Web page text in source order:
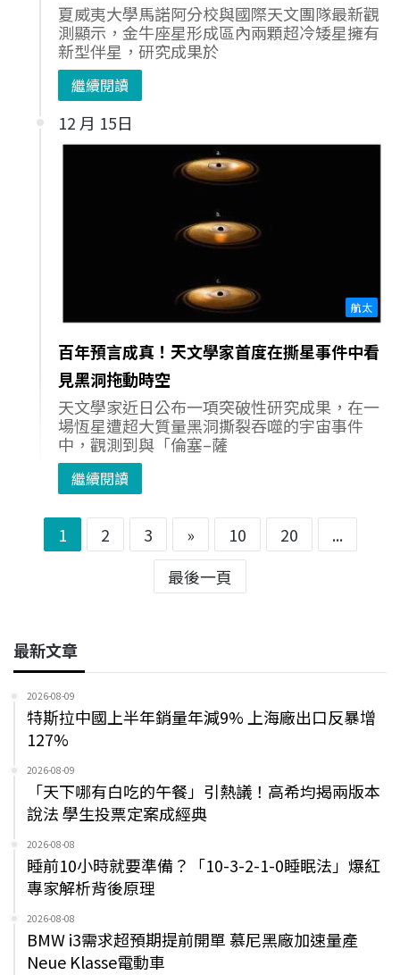
夏威夷大學馬諾阿分校與國際天文團隊最新觀
測顯示，金牛座星形成區內兩顆超冷矮星擁有
新型伴星，研究成果於
繼續閱讀
12 月 15日
航太
百年預言成真！天文學家首度在撕星事件中看
見黑洞拖動時空
天文學家近日公布一項突破性研究成果，在一
場恆星遭超大質量黑洞撕裂吞噬的宇宙事件
中，觀測到與「倫塞–薩
繼續閱讀
1 2 3 » 10 20
...
最後一頁
最新文章
2026-08-09
特斯拉中國上半年銷量年減9% 上海廠出口反暴增
127%
2026-08-09
「天下哪有白吃的午餐」引熱議！高希均揭兩版本
說法 學生投票定案成經典
2026-08-08
睡前10小時就要準備？「10-3-2-1-0睡眠法」爆紅
專家解析背後原理
2026-08-08
BMW i3需求超預期提前開單 慕尼黑廠加速量產
Neue Klasse電動車